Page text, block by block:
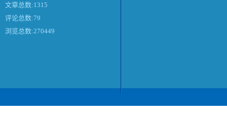
文章总数:1315
评论总数:79
浏览总数:270449